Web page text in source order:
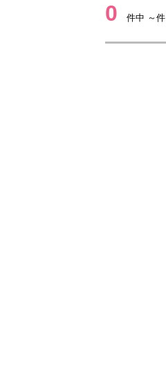
0 件中 ～件